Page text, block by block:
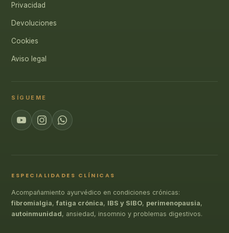
Privacidad
Devoluciones
Cookies
Aviso legal
SÍGUEME
ESPECIALIDADES CLÍNICAS
Acompañamiento ayurvédico en condiciones crónicas:
fibromialgia,fatiga crónica, IBS y SIBO, perimenopausia,
autoinmunidad, ansiedad, insomnio y problemas digestivos.